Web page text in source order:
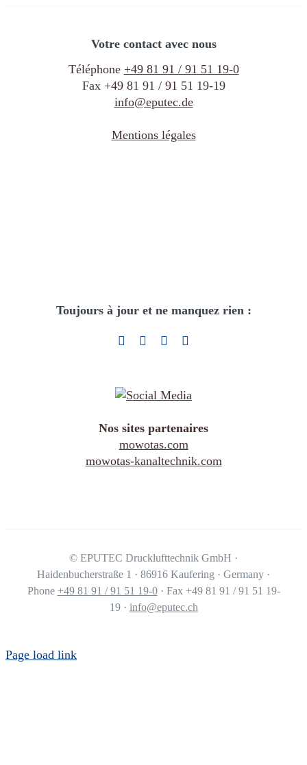
Votre contact avec nous
Téléphone +49 81 91 / 91 51 19-0
Fax +49 81 91 / 91 51 19-19
info@eputec.de
Mentions légales
Toujours à jour et ne manquez rien :
Nos sites partenaires
mowotas.com
mowotas-kanaltechnik.com
© EPUTEC Drucklufttechnik GmbH ·
Haidenbucherstraße 1 · 86916 Kaufering · Germany ·
Phone +49 81 91 / 91 51 19-0· Fax +49 81 91 / 91 51 19-
19 · info@eputec.ch
Page load link